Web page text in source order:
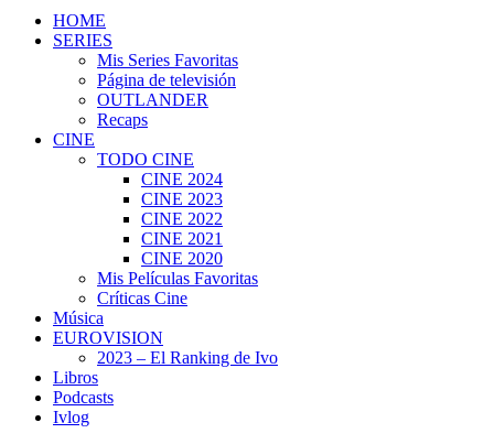
HOME
SERIES
Mis Series Favoritas
Página de televisión
OUTLANDER
Recaps
CINE
TODO CINE
CINE 2024
CINE 2023
CINE 2022
CINE 2021
CINE 2020
Mis Películas Favoritas
Críticas Cine
Música
EUROVISION
2023 – El Ranking de Ivo
Libros
Podcasts
Ivlog